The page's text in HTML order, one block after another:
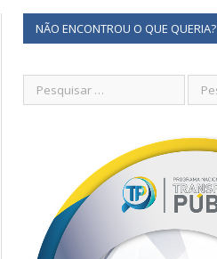
NÃO ENCONTROU O QUE QUERIA?